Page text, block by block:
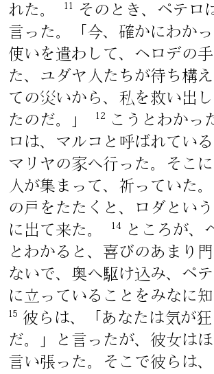
れた。
11
そのとき、ペテロ
言った。「今、確かにわか
使いを遣わして、ヘロデの
た、ユダヤ人たちが待ち構
ての災いから、私を救い出
たのだ。」
12
こうとわかっ
ロは、マルコと呼ばれてい
マリヤの家へ行った。そこ
人が集まって、祈っていた。
の戸をたたくと、ロダとい
に出て来た。
14
ところが、
とわかると、喜びのあまり
ないで、奥へ駆け込み、ペ
に立っていることをみなに知
15
彼らは、「あなたは気が
だ。」と言ったが、彼女は
言い張った。そこで彼らは